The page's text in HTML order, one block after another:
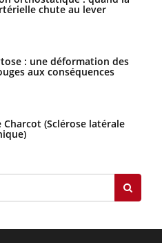
chute au lever
: une déformation des
aux conséquences
Charcot (Sclérose latérale